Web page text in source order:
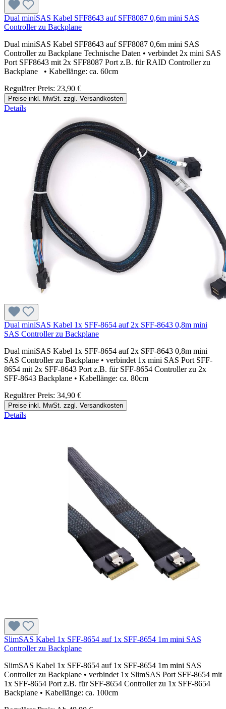
Dual miniSAS Kabel SFF8643 auf SFF8087 0,6m mini SAS
Controller zu Backplane
Dual miniSAS Kabel SFF8643 auf SFF8087 0,6m mini SAS
Controller zu Backplane Technische Daten • verbindet 2x mini SAS
Port SFF8643 mit 2x SFF8087 Port z.B. für RAID Controller zu
Backplane • Kabellänge: ca. 60cm
Regulärer Preis: 23,90 €
Preise inkl. MwSt. zzgl. Versandkosten
Details
Dual miniSAS Kabel 1x SFF-8654 auf 2x SFF-8643 0,8m mini
SAS Controller zu Backplane
Dual miniSAS Kabel 1x SFF-8654 auf 2x SFF-8643 0,8m mini
SAS Controller zu Backplane • verbindet 1x mini SAS Port SFF-
8654 mit 2x SFF-8643 Port z.B. für SFF-8654 Controller zu 2x
SFF-8643 Backplane • Kabellänge: ca. 80cm
Regulärer Preis: 34,90 €
Preise inkl. MwSt. zzgl. Versandkosten
Details
SlimSAS Kabel 1x SFF-8654 auf 1x SFF-8654 1m mini SAS
Controller zu Backplane
SlimSAS Kabel 1x SFF-8654 auf 1x SFF-8654 1m mini SAS
Controller zu Backplane • verbindet 1x SlimSAS Port SFF-8654 mit
1x SFF-8654 Port z.B. für SFF-8654 Controller zu 1x SFF-8654
Backplane • Kabellänge: ca. 100cm